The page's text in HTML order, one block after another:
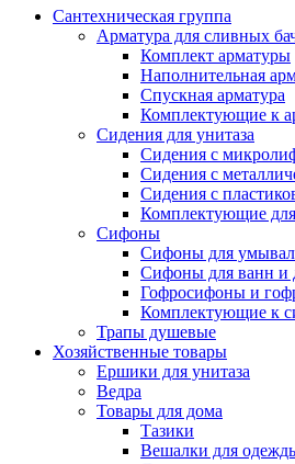
Сантехническая группа
Арматура для сливных
Комплект арматуры
Наполнительная
Спускная арматура
Комплектующие к
Сидения для унитаза
Сидения с
Сидения с
Сидения с
Комплектующие
Сифоны
Сифоны для
Сифоны для ванн и
Гофросифоны и
Комплектующие к
Трапы душевые
Хозяйственные товары
Ершики для унитаза
Ведра
Товары для дома
Тазики
Вешалки для